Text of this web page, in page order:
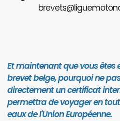
Et maintenant que vous êtes
brevet belge, pourquoi ne
directement un certificat
permettra de voyager en
eaux de l'Union Européenne.